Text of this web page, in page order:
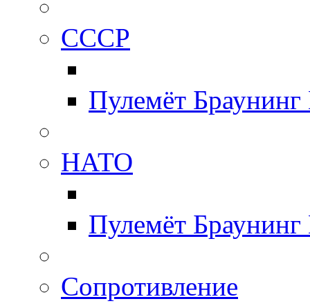
СССР
Пулемёт
НАТО
Пулемёт
Сопротивление